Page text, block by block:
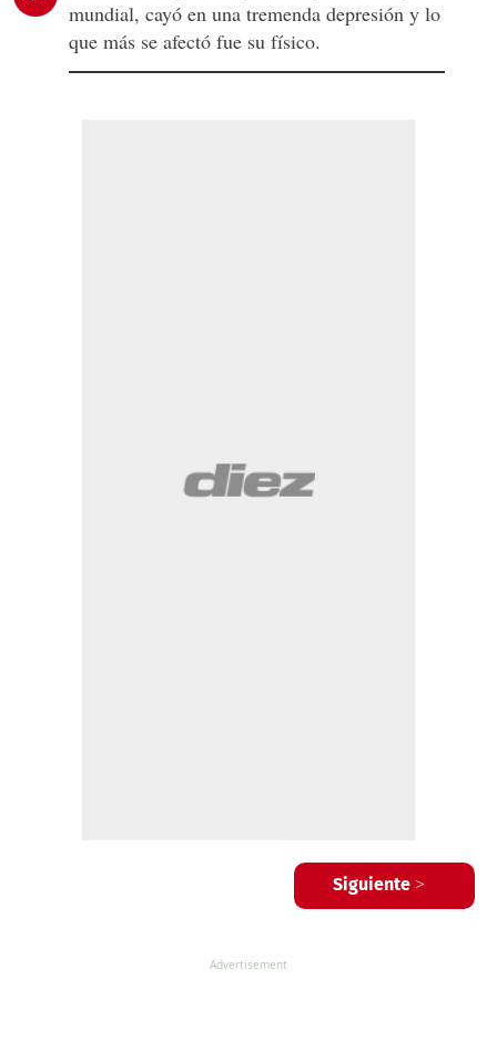
mundial, cayó en una tremenda depresión y lo
que más se afectó fue su físico.
Siguiente >